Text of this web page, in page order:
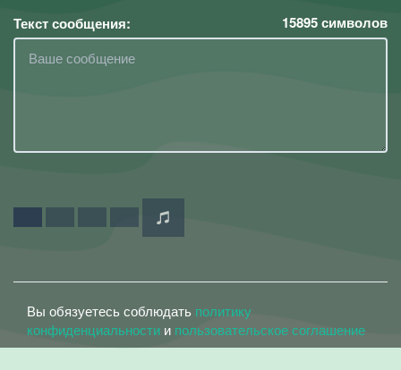
Текст сообщения: 15895символов
Вы обязуетесь соблюдать политику
конфиденциальности и пользовательское соглашение